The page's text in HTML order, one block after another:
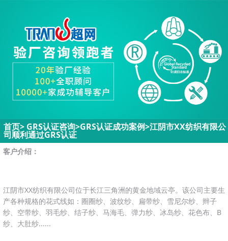
首页> GRS认证咨询>GRS认证成功案例>江阴市XX纺织有限公
司顺利通过GRS认证
客户介绍：
江阴市XX纺织有限公司位于长江三角洲的黄金地域云亭。该公司主要生
产各种规格的花式线如：圈圈纱、波纹纱、扁带纱、雪尼尔纱、辫子
纱、空带纱、羽毛纱、结子纱、马海毛、弹力纱、冰岛纱、花色布、B
纱、大肚纱......